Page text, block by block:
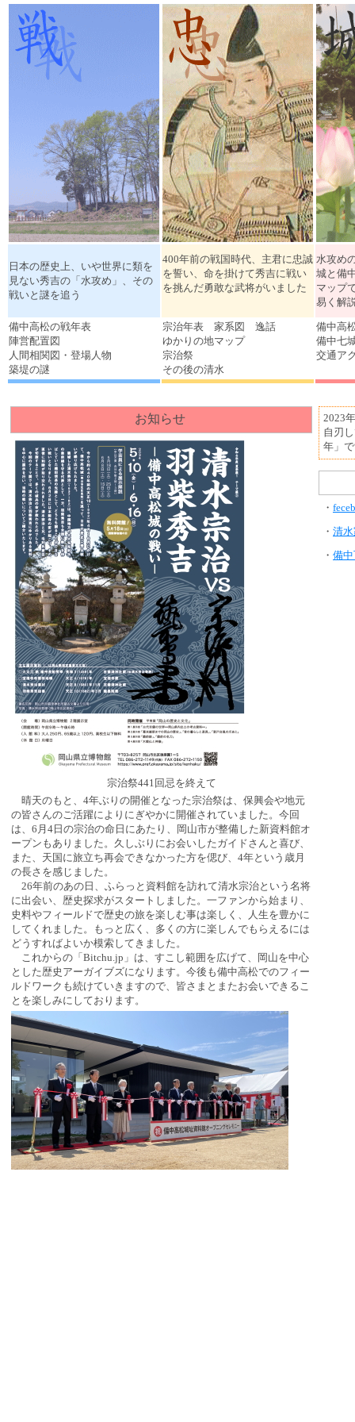
日本の歴史上、いや世界に類を
見ない秀吉の「水攻め」、その
戦いと謎を追う
400年前の戦国時代、主君に忠誠
を誓い、命を掛けて秀吉に戦い
を挑んだ勇敢な武将がいました
水攻め
城と備
マップ
易く解
備中高松の戦年表
陣営配置図
人間相関図・登場人物
築堤の謎
宗治年表 家系図 逸話
ゆかりの地マップ
宗治祭
その後の清水
備中高
備中七
交通ア
お知らせ
宗治祭441回忌を終えて
晴天のもと、4年ぶりの開催となった宗治祭は、保興会や地元
の皆さんのご活躍によりにぎやかに開催されていました。今回
は、6月4日の宗治の命日にあたり、岡山市が整備した新資料館オ
ープンもありました。久しぶりにお会いしたガイドさんと喜び、
また、天国に旅立ち再会できなかった方を偲び、4年という歳月
の長さを感じました。
26年前のあの日、ふらっと資料館を訪れて清水宗治という名将
に出会い、歴史探求がスタートしました。一ファンから始まり、
史料やフィールドで歴史の旅を楽しむ事は楽しく、人生を豊かに
してくれました。もっと広く、多くの方に楽しんでもらえるには
どうすればよいか模索してきました。
これからの「Bitchu.jp」は、すこし範囲を広げて、岡山を中心
とした歴史アーガイブズになります。今後も備中高松でのフィー
ルドワークも続けていきますので、皆さまとまたお会いできるこ
とを楽しみにしております。
2023
自刃
年」
・
・ 清
・ 備